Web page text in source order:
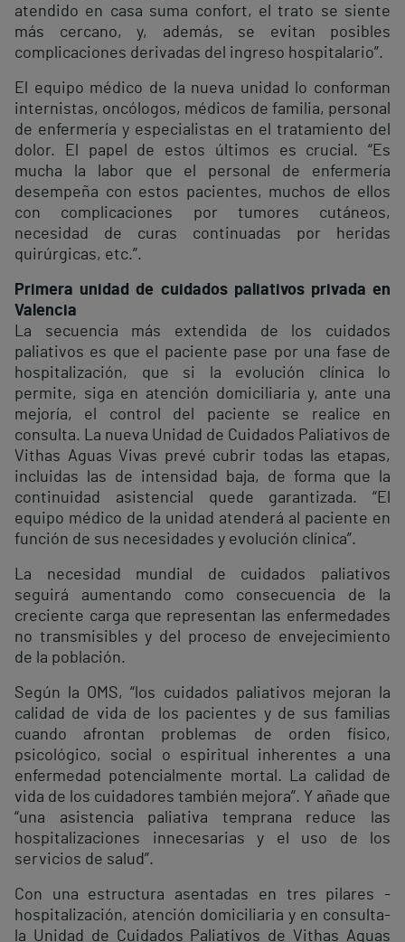
atendido en casa suma confort, el trato se siente
más cercano, y, además, se evitan posibles
complicaciones derivadas del ingreso hospitalario”.
El equipo médico de la nueva unidad lo conforman
internistas, oncólogos, médicos de familia, personal
de enfermería y especialistas en el tratamiento del
dolor. El papel de estos últimos es crucial. “Es
mucha la labor que el personal de enfermería
desempeña con estos pacientes, muchos de ellos
con complicaciones por tumores cutáneos,
necesidad de curas continuadas por heridas
quirúrgicas, etc.”.
Primera unidad de cuidados paliativos privada en
Valencia
La secuencia más extendida de los cuidados
paliativos es que el paciente pase por una fase de
hospitalización, que si la evolución clínica lo
permite, siga en atención domiciliaria y, ante una
mejoría, el control del paciente se realice en
consulta. La nueva Unidad de Cuidados Paliativos de
Vithas Aguas Vivas prevé cubrir todas las etapas,
incluidas las de intensidad baja, de forma que la
continuidad asistencial quede garantizada. “El
equipo médico de la unidad atenderá al paciente en
función de sus necesidades y evolución clínica”.
La necesidad mundial de cuidados paliativos
seguirá aumentando como consecuencia de la
creciente carga que representan las enfermedades
no transmisibles y del proceso de envejecimiento
de la población.
Según la OMS, “los cuidados paliativos mejoran la
calidad de vida de los pacientes y de sus familias
cuando afrontan problemas de orden físico,
psicológico, social o espiritual inherentes a una
enfermedad potencialmente mortal. La calidad de
vida de los cuidadores también mejora”. Y añade que
“una asistencia paliativa temprana reduce las
hospitalizaciones innecesarias y el uso de los
servicios de salud”.
Con una estructura asentadas en tres pilares -
hospitalización, atención domiciliaria y en consulta-
la Unidad de Cuidados Paliativos de Vithas Aguas